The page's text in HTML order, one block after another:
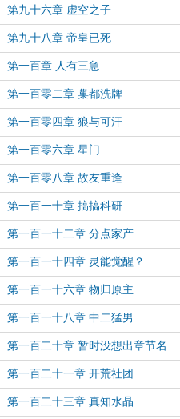
多家族
第九十六章 虚空之子
第九十八章 帝皇已死
第一百章 人有三急
第一百零二章 巢都洗牌
第一百零四章 狼与可汗
第一百零六章 星门
第一百零八章 故友重逢
第一百一十章 搞搞科研
第一百一十二章 分点家产
第一百一十四章 灵能觉醒？
第一百一十六章 物归原主
第一百一十八章 中二猛男
第一百二十章 暂时没想出章节名
第一百二十一章 开荒社团
第一百二十三章 真知水晶